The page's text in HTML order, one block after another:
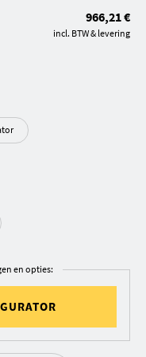
966,21 €
incl. BTW & levering
en opties: